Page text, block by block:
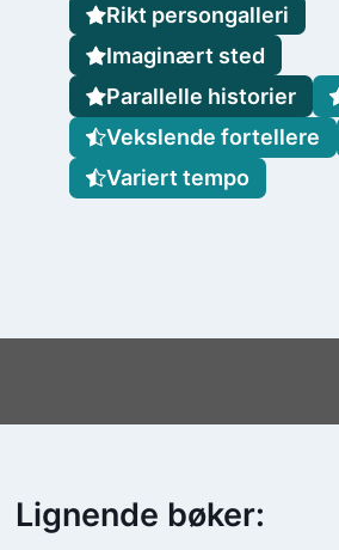
Rikt persongalleri
Imaginært sted
Parallelle historier
Vekslende fortellere
Variert tempo
Lignende bøker: